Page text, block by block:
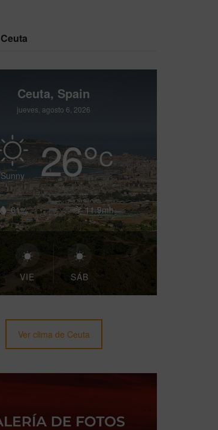
Ceuta, Spain
jueves, agosto 6, 2026
Sunny 26°C
61% 11.9mh
VIE SÁB
Ver clima de Ceuta